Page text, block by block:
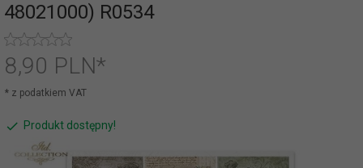
48021000) R0534
8,90 PLN*
* z podatkiem VAT
Produkt dostępny!